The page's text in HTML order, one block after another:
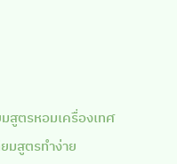
มสูตรหอมเครื่องเทศ
มสูตรทำง่าย